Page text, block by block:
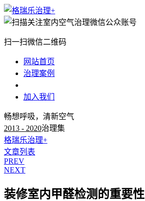
扫一扫微信二维码
网站首页
治理案例
加入我们
畅想呼吸，清新空气
2013 - 2020治理集
格瑞乐治理+
文章列表
PREV
NEXT
装修室内甲醛检测的重要性